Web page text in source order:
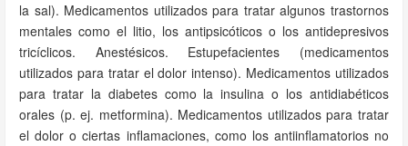
la sal). Medicamentos utilizados para tratar algunos trastornos
mentales como el litio, los antipsicóticos o los antidepresivos
tricíclicos. Anestésicos. Estupefacientes (medicamentos
utilizados para tratar el dolor intenso). Medicamentos utilizados
para tratar la diabetes como la insulina o los antidiabéticos
orales (p. ej. metformina). Medicamentos utilizados para tratar
el dolor o ciertas inflamaciones, como los antiinflamatorios no